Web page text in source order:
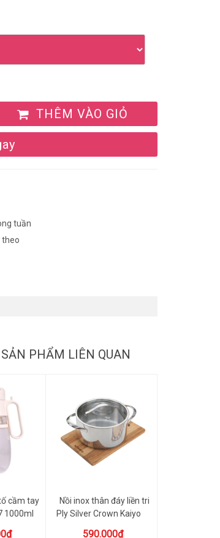
THÊM VÀO GIỎ
tuần
theo
PHẨM LIÊN QUAN
cầm tay
1000ml
Nồi inox thân đáy liền tri
Ply Silver Crown Kaiyo
590.000₫